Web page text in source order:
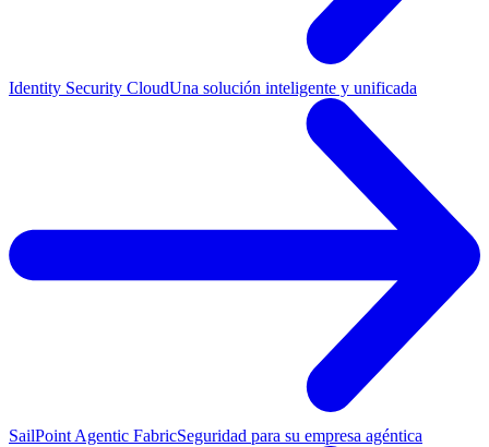
Identity Security CloudUna solución inteligente y unificada
SailPoint Agentic FabricSeguridad para su empresa agéntica